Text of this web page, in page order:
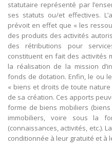
statutaire représenté par
ses statuts ou/et effectives.
prévoit en effet que « les
des produits des activités
des rétributions pour
constituent en fait des activités
la réalisation de la mission
fonds de dotation. Enfin, le ou
« biens et droits de toute
de sa création. Ces apports
forme de biens mobiliers
immobiliers, voire sous la
(connaissances, activités, etc.).
conditionnée à leur gratuité et à